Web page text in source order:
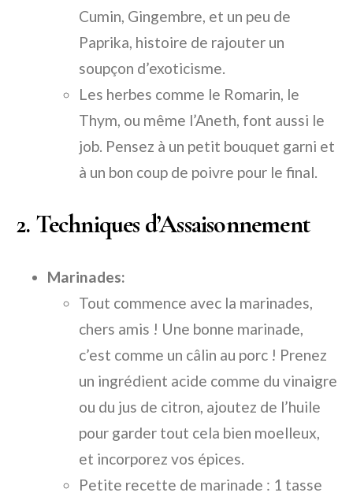
Cumin, Gingembre, et un peu de
Paprika, histoire de rajouter un
soupçon d’exoticisme.
Les herbes comme le Romarin, le
Thym, ou même l’Aneth, font aussi le
job. Pensez à un petit bouquet garni et
à un bon coup de poivre pour le final.
2. Techniques d’Assaisonnement
Marinades:
Tout commence avec la marinades,
chers amis ! Une bonne marinade,
c’est comme un câlin au porc ! Prenez
un ingrédient acide comme du vinaigre
ou du jus de citron, ajoutez de l’huile
pour garder tout cela bien moelleux,
et incorporez vos épices.
Petite recette de marinade : 1 tasse